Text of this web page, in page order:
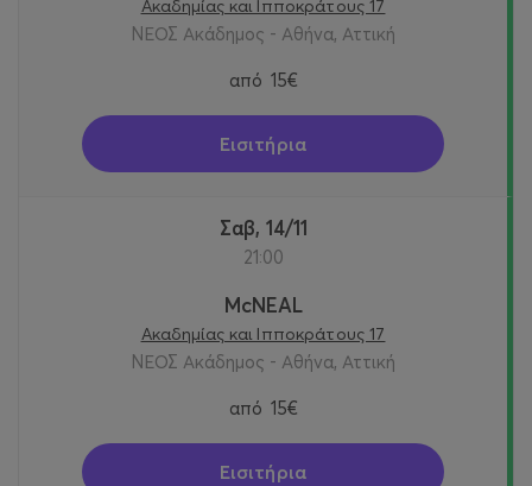
Ακαδημίας και Ιπποκράτους 17
ΝΕΟΣ Ακάδημος - Αθήνα, Αττική
από 15€
Εισιτήρια
Σαβ, 14/11
21:00
McNEAL
Ακαδημίας και Ιπποκράτους 17
ΝΕΟΣ Ακάδημος - Αθήνα, Αττική
από 15€
Εισιτήρια